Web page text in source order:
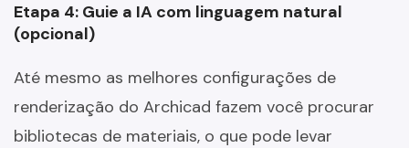
Etapa 4: Guie a IA com linguagem natural
(opcional)
Até mesmo as melhores configurações de
renderização do Archicad fazem você procurar
bibliotecas de materiais, o que pode levar